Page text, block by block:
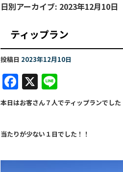
日別アーカイブ: 2023年12月10日
ティップラ
投稿日 2023年12月10日
F
a
c
e
b
o
X
n
e
本日はお客さん７人でティップランでした
当たりが少ない１日でした！！